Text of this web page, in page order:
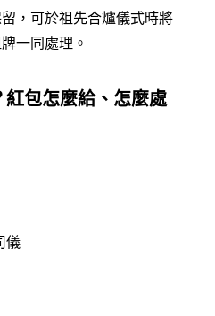
，可於祖先合爐儀式時將
一同處理。
包怎麼給、怎麼處
儀